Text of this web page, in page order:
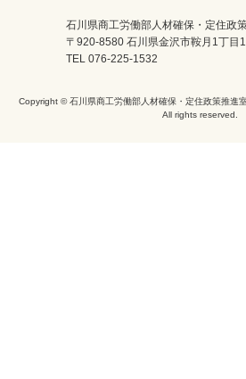
石川県商工労働部人材確保・定住政
〒920-8580 石川県金沢市鞍月1丁目
TEL 076-225-1532
Copyright © 石川県商工労働部人材確保・定住政策推進
All rights reserved.